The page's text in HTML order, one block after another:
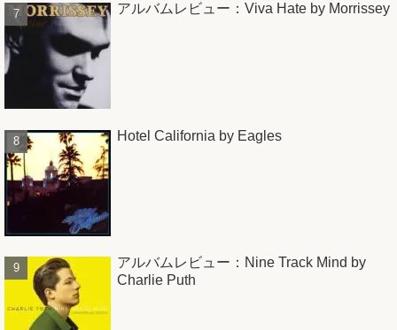
アルバムレビュー：Viva Hate by Morrissey
Hotel California by Eagles
アルバムレビュー：Nine Track Mind by
Charlie Puth